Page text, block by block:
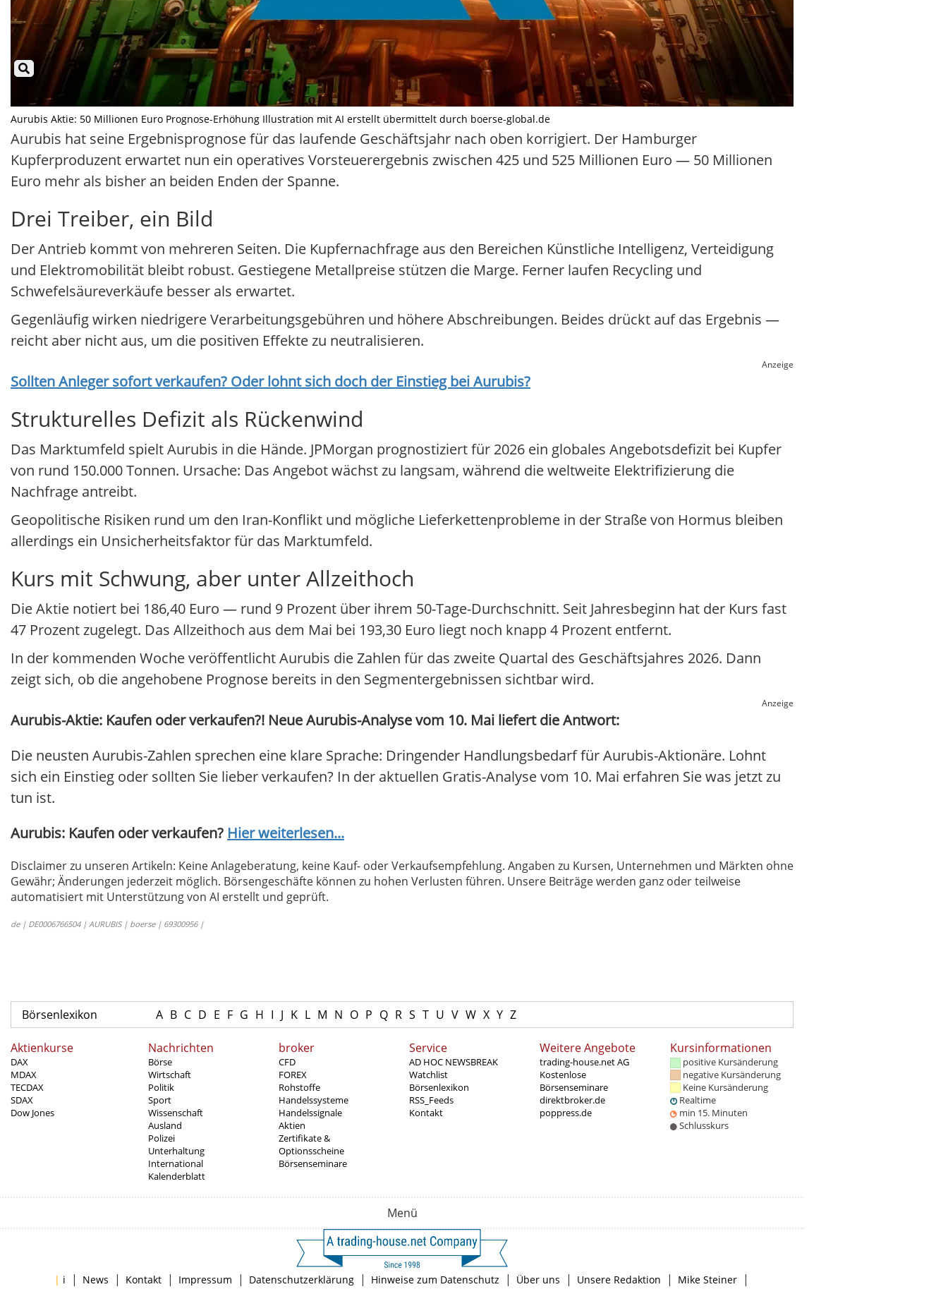
Aurubis Aktie: 50 Millionen Euro Prognose-Erhöhung Illustration mit AI erstellt übermittelt durch boerse-global.de
Aurubis hat seine Ergebnisprognose für das laufende Geschäftsjahr nach oben korrigiert. Der Hamburger
Kupferproduzent erwartet nun ein operatives Vorsteuerergebnis zwischen 425 und 525 Millionen Euro — 50 Millionen
Euro mehr als bisher an beiden Enden der Spanne.
Drei Treiber, ein Bild
Der Antrieb kommt von mehreren Seiten. Die Kupfernachfrage aus den Bereichen Künstliche Intelligenz, Verteidigung
und Elektromobilität bleibt robust. Gestiegene Metallpreise stützen die Marge. Ferner laufen Recycling und
Schwefelsäureverkäufe besser als erwartet.
Gegenläufig wirken niedrigere Verarbeitungsgebühren und höhere Abschreibungen. Beides drückt auf das Ergebnis —
reicht aber nicht aus, um die positiven Effekte zu neutralisieren.
Anzeige
Sollten Anleger sofort verkaufen? Oder lohnt sich doch der Einstieg beiAurubis?
Strukturelles Defizit als Rückenwind
Das Marktumfeld spielt Aurubis in die Hände. JPMorgan prognostiziert für 2026 ein globales Angebotsdefizit bei Kupfer
von rund 150.000 Tonnen. Ursache: Das Angebot wächst zu langsam, während die weltweite Elektrifizierung die
Nachfrage antreibt.
Geopolitische Risiken rund um den Iran-Konflikt und mögliche Lieferkettenprobleme in der Straße von Hormus bleiben
allerdings ein Unsicherheitsfaktor für das Marktumfeld.
Kurs mit Schwung, aber unter Allzeithoch
Die Aktie notiert bei 186,40 Euro — rund 9 Prozent über ihrem 50-Tage-Durchschnitt. Seit Jahresbeginn hat der Kurs fast
47 Prozent zugelegt. Das Allzeithoch aus dem Mai bei 193,30 Euro liegt noch knapp 4 Prozent entfernt.
In der kommenden Woche veröffentlicht Aurubis die Zahlen für das zweite Quartal des Geschäftsjahres 2026. Dann
zeigt sich, ob die angehobene Prognose bereits in den Segmentergebnissen sichtbar wird.
Anzeige
Aurubis-Aktie: Kaufen oder verkaufen?! Neue Aurubis-Analyse vom 10. Mai liefert die Antwort:
Die neusten Aurubis-Zahlen sprechen eine klare Sprache: Dringender Handlungsbedarf für Aurubis-Aktionäre. Lohnt
sich ein Einstieg oder sollten Sie lieber verkaufen? In der aktuellen Gratis-Analyse vom 10. Mai erfahren Sie was jetzt zu
tun ist.
Aurubis: Kaufen oder verkaufen? Hier weiterlesen...
Disclaimer zu unseren Artikeln: Keine Anlageberatung, keine Kauf- oder Verkaufsempfehlung. Angaben zu Kursen, Unternehmen und Märkten ohne
Gewähr; Änderungen jederzeit möglich. Börsengeschäfte können zu hohen Verlusten führen. Unsere Beiträge werden ganz oder teilweise
automatisiert mit Unterstützung von AI erstellt und geprüft.
de | DE0006766504 | AURUBIS | boerse | 69300956 |
Börsenlexikon A B C D E F G H I J K L M N O P Q R S T U V W X Y Z
Aktienkurse
DAX
MDAX
TECDAX
SDAX
Dow Jones
Nachrichten
Börse
Wirtschaft
Politik
Sport
Wissenschaft
Ausland
Polizei
Unterhaltung
International
Kalenderblatt
broker
CFD
FOREX
Rohstoffe
Handelssysteme
Handelssignale
Aktien
Zertifikate &
Optionsscheine
Börsenseminare
Service
AD HOC NEWSBREAK
Watchlist
Börsenlexikon
RSS_Feeds
Kontakt
Weitere Angebote
trading-house.net AG
Kostenlose
Börsenseminare
direktbroker.de
poppress.de
Kursinformationen
positive Kursänderung
negative Kursänderung
Keine Kursänderung
Realtime
min 15. Minuten
Schlusskurs
Menü
| i | News | Kontakt | Impressum | Datenschutzerklärung | Hinweise zum Datenschutz | Über uns | Unsere Redaktion | Mike Steiner |